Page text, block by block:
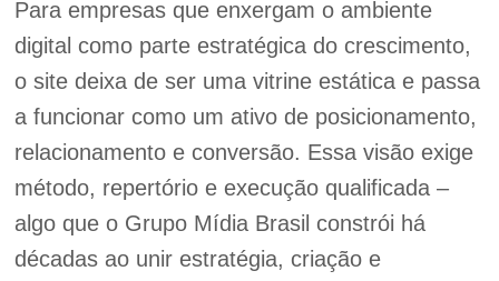
Para empresas que enxergam o ambiente
digital como parte estratégica do crescimento,
o site deixa de ser uma vitrine estática e passa
a funcionar como um ativo de posicionamento,
relacionamento e conversão. Essa visão exige
método, repertório e execução qualificada –
algo que o Grupo Mídia Brasil constrói há
décadas ao unir estratégia, criação e